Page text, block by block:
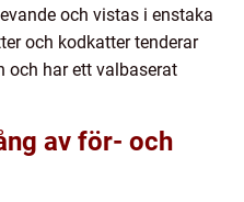
och vistas i enstaka
och kodkatter tenderar
och har ett valbaserat
av för- och